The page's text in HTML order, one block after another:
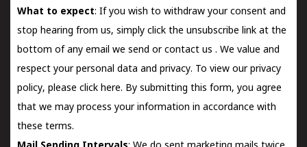
What to expect: If you wish to withdraw your consent and
stop hearing from us, simply click the unsubscribe link at the
bottom of any email we send orcontact us . We value and
respect your personal data and privacy. To view our privacy
policy, please click here. By submitting this form, you agree
that we may process your information in accordance with
these terms.